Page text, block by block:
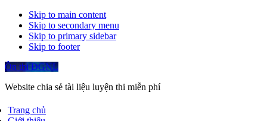
Skip to main content
Skip to secondary menu
Skip to primary sidebar
Skip to footer
Ôn thi ĐGNL
Website chia sẻ tài liệu luyện thi miễn phí
Trang chủ